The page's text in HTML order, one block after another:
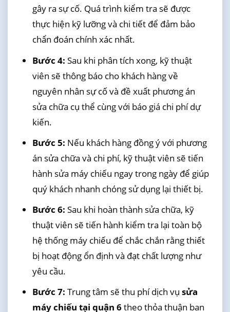
gây ra sự cố. Quá trình kiểm tra sẽ được
thực hiện kỹ lưỡng và chi tiết để đảm bảo
chẩn đoán chính xác nhất.
Bước 4: Sau khi phân tích xong, kỹ thuật
viên sẽ thông báo cho khách hàng về
nguyên nhân sự cố và đề xuất phương án
sửa chữa cụ thể cùng với báo giá chi phí dự
kiến.
Bước 5: Nếu khách hàng đồng ý với phương
án sửa chữa và chi phí, kỹ thuật viên sẽ tiến
hành sửa máy chiếu ngay trong ngày để giúp
quý khách nhanh chóng sử dụng lại thiết bị.
Bước 6: Sau khi hoàn thành sửa chữa, kỹ
thuật viên sẽ tiến hành kiểm tra lại toàn bộ
hệ thống máy chiếu để chắc chắn rằng thiết
bị hoạt động ổn định và đạt chất lượng như
yêu cầu.
Bước 7: Trung tâm sẽ thu phí dịch vụ sửa
máy chiếu tại quận 6theo thỏa thuận ban